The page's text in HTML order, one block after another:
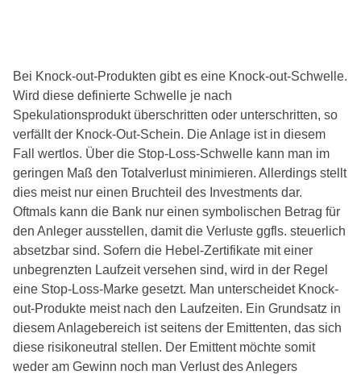
Bei Knock-out-Produkten gibt es eine Knock-out-Schwelle.
Wird diese definierte Schwelle je nach
Spekulationsprodukt überschritten oder unterschritten, so
verfällt der Knock-Out-Schein. Die Anlage ist in diesem
Fall wertlos. Über die Stop-Loss-Schwelle kann man im
geringen Maß den Totalverlust minimieren. Allerdings stellt
dies meist nur einen Bruchteil des Investments dar.
Oftmals kann die Bank nur einen symbolischen Betrag für
den Anleger ausstellen, damit die Verluste ggfls. steuerlich
absetzbar sind. Sofern die Hebel-Zertifikate mit einer
unbegrenzten Laufzeit versehen sind, wird in der Regel
eine Stop-Loss-Marke gesetzt. Man unterscheidet Knock-
out-Produkte meist nach den Laufzeiten. Ein Grundsatz in
diesem Anlagebereich ist seitens der Emittenten, das sich
diese risikoneutral stellen. Der Emittent möchte somit
weder am Gewinn noch man Verlust des Anlegers